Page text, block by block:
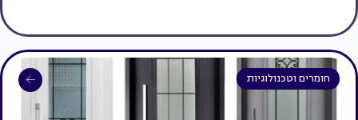
חומרים וטכנולוגיות